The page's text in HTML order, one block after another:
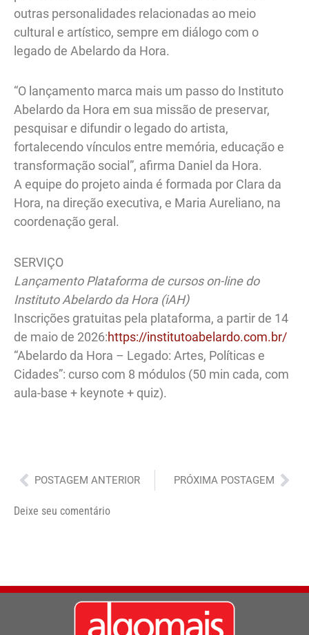
outras personalidades relacionadas ao meio
cultural e artístico, sempre em diálogo com o
legado de Abelardo da Hora.
“O lançamento marca mais um passo do Instituto
Abelardo da Hora em sua missão de preservar,
pesquisar e difundir o legado do artista,
fortalecendo vínculos entre memória, educação e
transformação social”, afirma Daniel da Hora.
A equipe do projeto ainda é formada por Clara da
Hora, na direção executiva, e Maria Aureliano, na
coordenação geral.
SERVIÇO
Lançamento Plataforma de cursos on-line do
Instituto Abelardo da Hora (iAH)
Inscrições gratuitas pela plataforma, a partir de 14
de maio de 2026:https://institutoabelardo.com.br/
“Abelardo da Hora – Legado: Artes, Políticas e
Cidades”: curso com 8 módulos (50 min cada, com
aula-base + keynote + quiz).
Anterior
POSTAGEM ANTERIOR PRÓXIMA POSTAGEM
Deixe seu comentário